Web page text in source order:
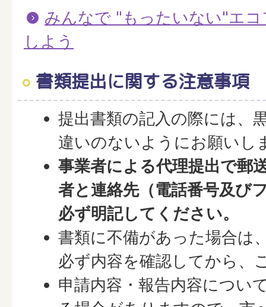
みんなで "もったいない"エ
しよう
書類提出に関する注意事項
提出書類の記入の際には、
違いのないようにお願いし
事業者による代理提出で郵
者と連絡先（電話番号及び
必ず明記してください。
書類に不備があった場合は
必ず内容を確認してから、
申請内容・報告内容につい